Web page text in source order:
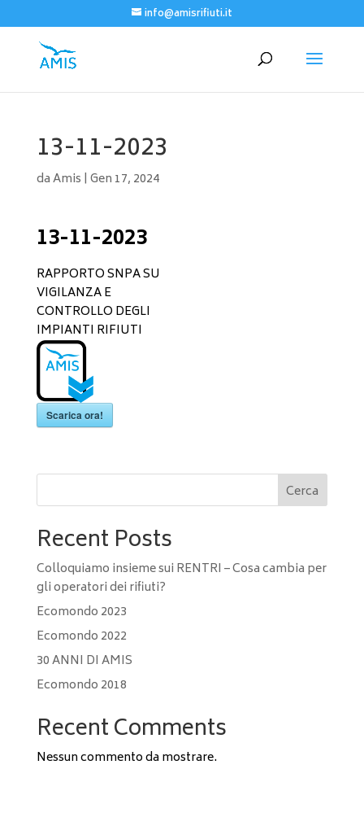
info@amisrifiuti.it
13-11-2023
daAmis | Gen 17, 2024
13-11-2023
RAPPORTO SNPA SU
VIGILANZA E
CONTROLLO DEGLI
IMPIANTI RIFIUTI
Scarica ora!
Cerca
Recent Posts
Colloquiamo insieme sui RENTRI – Cosa cambia per
gli operatori dei rifiuti?
Ecomondo 2023
Ecomondo 2022
30 ANNI DI AMIS
Ecomondo 2018
Recent Comments
Nessun commento da mostrare.